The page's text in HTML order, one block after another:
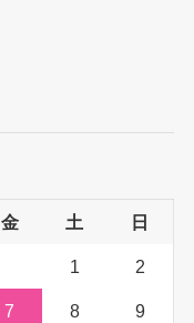
金 土 日
1 2
7 8 9